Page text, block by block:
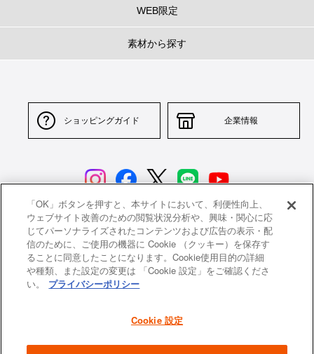
WEB限定
素材から探す
ショッピングガイド 企業情報
サイトポリシー 特定商取引法に基づく表示
並行輸入品について 個人情報保護方針
返品について
よくあるご質問 お問い合わせ
「OK」ボタンを押すと、本サイトにおいて、利便性向上、
ウェブサイト改善のための閲覧状況分析や、興味・関心に応
じてパーソナライズされたコンテンツおよび広告の表示・配
信のために、ご使用の機器に Cookie （クッキー）を保存す
ることに同意したことになります。Cookie使用目的の詳細
や種類、また設定の変更は 「Cookie 設定」をご確認くださ
い。
プライバシーポリシー
Cookie 設定